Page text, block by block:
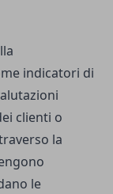
indicatori di
clienti o
la
le